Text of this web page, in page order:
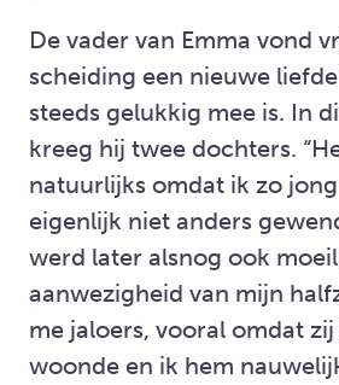
De vader van Emma vond
scheiding een nieuwe
steeds gelukkig mee is. In
kreeg hij twee dochters.
natuurlijks omdat ik zo
eigenlijk niet anders
werd later alsnog ook
aanwezigheid van mijn
me jaloers, vooral omdat
woonde en ik hem